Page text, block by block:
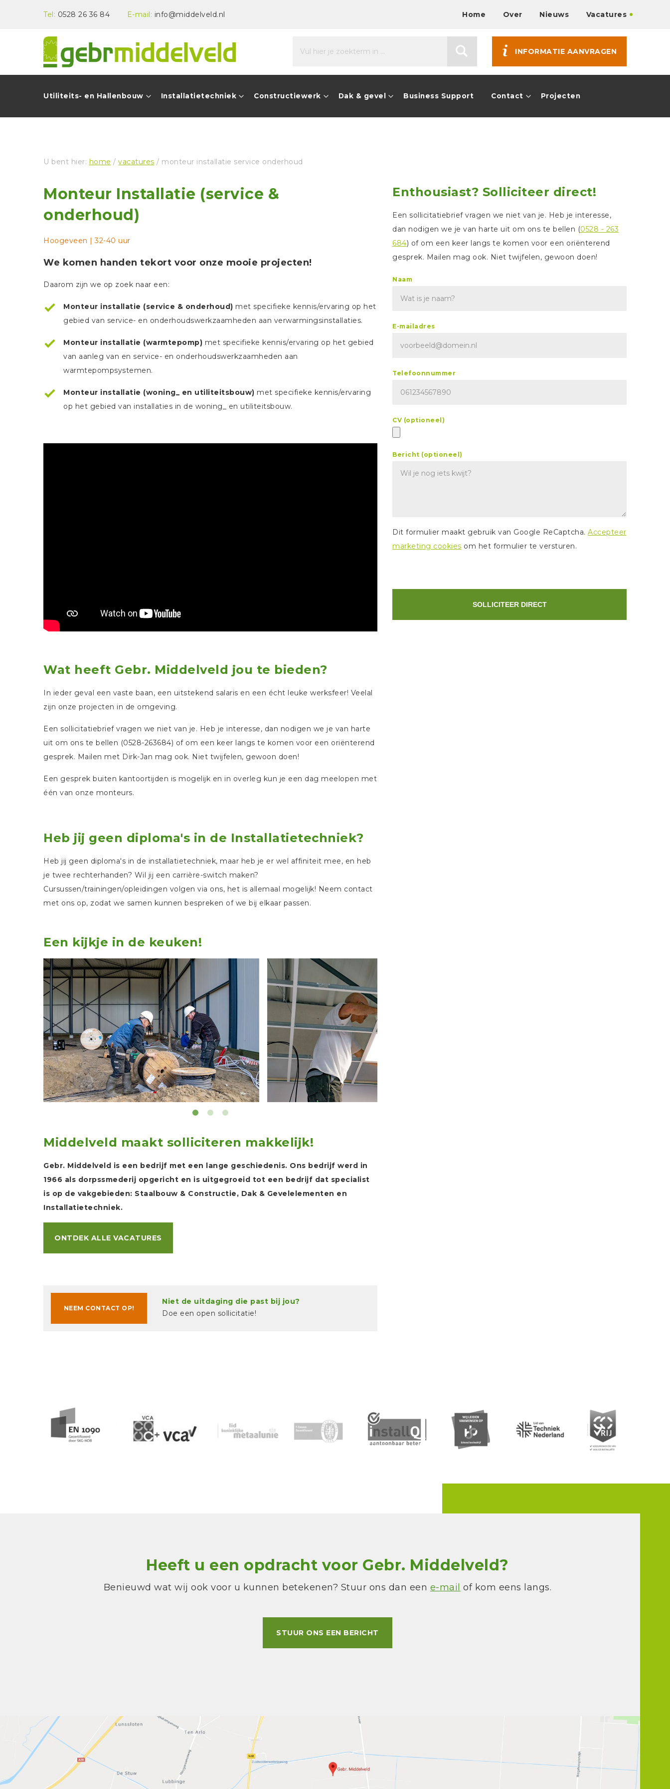
Tel: 0528 26 36 84 E-mail: info@middelveld.nl Home Over Nieuws Vacatures
INFORMATIE AANVRAGEN
Utiliteits- en Hallenbouw Installatietechniek Constructiewerk Dak & gevel Business Support Contact Projecten
U bent hier: home / vacatures / monteur installatie service onderhoud
Monteur Installatie (service &
onderhoud)
Hoogeveen | 32-40 uur
We komen handen tekort voor onze mooie projecten!
Daarom zijn we op zoek naar een:
Monteur installatie (service & onderhoud) met specifieke kennis/ervaring op het
gebied van service- en onderhoudswerkzaamheden aan verwarmingsinstallaties.
Monteur installatie (warmtepomp) met specifieke kennis/ervaring op het gebied
van aanleg van en service- en onderhoudswerkzaamheden aan
warmtepompsystemen.
Monteur installatie (woning_ en utiliteitsbouw) met specifieke kennis/ervaring
op het gebied van installaties in de woning_ en utiliteitsbouw.
Wat heeft Gebr. Middelveld jou te bieden?
In ieder geval een vaste baan, een uitstekend salaris en een écht leuke werksfeer! Veelal
zijn onze projecten in de omgeving.
Een sollicitatiebrief vragen we niet van je. Heb je interesse, dan nodigen we je van harte
uit om ons te bellen (0528-263684) of om een keer langs te komen voor een oriënterend
gesprek. Mailen met Dirk-Jan mag ook. Niet twijfelen, gewoon doen!
Een gesprek buiten kantoortijden is mogelijk en in overleg kun je een dag meelopen met
één van onze monteurs.
Heb jij geen diploma's in de Installatietechniek?
Heb jij geen diploma's in de installatietechniek, maar heb je er wel affiniteit mee, en heb
je twee rechterhanden? Wil jij een carrière-switch maken?
Cursussen/trainingen/opleidingen volgen via ons, het is allemaal mogelijk! Neem contact
met ons op, zodat we samen kunnen bespreken of we bij elkaar passen.
Een kijkje in de keuken!
Middelveld maakt solliciteren makkelijk!
Gebr. Middelveld is een bedrijf met een lange geschiedenis. Ons bedrijf werd in
1966 als dorpssmederij opgericht en is uitgegroeid tot een bedrijf dat specialist
is op de vakgebieden: Staalbouw & Constructie, Dak & Gevelelementen en
Installatietechniek.
ONTDEK ALLE VACATURES
NEEM CONTACT OP!
Niet de uitdaging die past bij jou?
Doe een open sollicitatie!
Enthousiast? Solliciteer direct!
Een sollicitatiebrief vragen we niet van je. Heb je interesse,
dan nodigen we je van harte uit om ons te bellen (0528 - 263
684) of om een keer langs te komen voor een oriënterend
gesprek. Mailen mag ook. Niet twijfelen, gewoon doen!
Naam
E-mailadres
Telefoonnummer
CV (optioneel)
Bericht (optioneel)
Dit formulier maakt gebruik van Google ReCaptcha. Accepteer
marketing cookies om het formulier te versturen.
Heeft u een opdracht voor Gebr. Middelveld?
Benieuwd wat wij ook voor u kunnen betekenen? Stuur ons dan een e-mail of kom eens langs.
STUUR ONS EEN BERICHT